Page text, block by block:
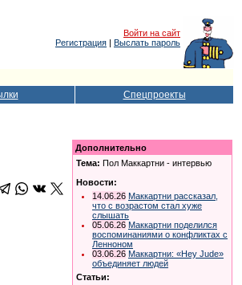
Войти на сайт
Регистрация | Выслать пароль
Спецпроекты
Дополнительно
Тема: Пол Маккартни - интервью
Новости:
14.06.26 Маккартни рассказал,
что с возрастом стал хуже
слышать
05.06.26 Маккартни поделился
воспоминаниями о конфликтах с
Ленноном
03.06.26 Маккартни: «Hey Jude»
объединяет людей
Статьи: